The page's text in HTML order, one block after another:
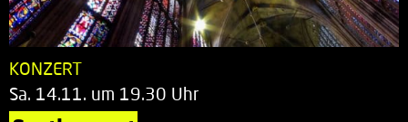
KONZERT
Sa. 14.11. um 19.30 Uhr